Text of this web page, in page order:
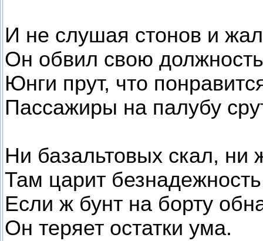
И не слушая стонов и
Он обвил свою
Юнги прут, что
Пассажиры на палубу
Ни базальтовых скал, ни
Там царит
Если ж бунт на борту
Он теряет остатки ума.